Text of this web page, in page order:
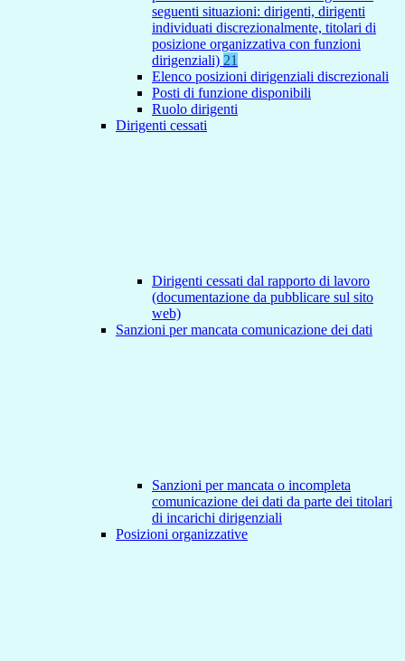
seguenti situazioni: dirigenti, dirigenti
individuati discrezionalmente, titolari di
posizione organizzativa con funzioni
dirigenziali) 21
Elenco posizioni dirigenziali discrezionali
Posti di funzione disponibili
Ruolo dirigenti
Dirigenti cessati
Dirigenti cessati dal rapporto di lavoro
(documentazione da pubblicare sul sito
web)
Sanzioni per mancata comunicazione dei dati
Sanzioni per mancata o incompleta
comunicazione dei dati da parte dei titolari
di incarichi dirigenziali
Posizioni organizzative